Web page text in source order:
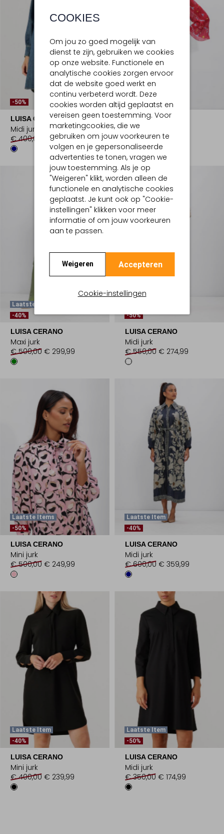
COOKIES
Om jou zo goed mogelijk van
dienst te zijn, gebruiken we cookies
op onze website. Functionele en
analytische cookies zorgen ervoor
dat de website goed werkt en
continu verbeterd wordt. Deze
cookies worden altijd geplaatst en
vereisen geen toestemming. Voor
marketingcookies, die we
gebruiken om jouw voorkeuren te
volgen en je gepersonaliseerde
advertenties te tonen, vragen we
jouw toestemming. Als je op
"Weigeren" klikt, worden alleen de
functionele en analytische cookies
geplaatst. Je kunt ook op "Cookie-
instellingen" klikken voor meer
informatie of om jouw voorkeuren
aan te passen.
Weigeren Accepteren
Cookie-instellingen
-50%
LUISA CERANO
Midi jurk
€ 400,00
€ 199,99
-50%
LUISA CERANO
Mini jurk
€ 500,00 € 249,99
Laatste Items
-40%
LUISA CERANO
Maxi jurk
€ 500,00 € 299,99
-50%
LUISA CERANO
Midi jurk
€ 550,00 € 274,99
Laatste Items
-50%
LUISA CERANO
Mini jurk
€ 500,00 € 249,99
Laatste Item
-40%
LUISA CERANO
Midi jurk
€ 600,00 € 359,99
Laatste Item
-40%
LUISA CERANO
Mini jurk
€ 400,00 € 239,99
Laatste Item
-50%
LUISA CERANO
Midi jurk
€ 350,00 € 174,99